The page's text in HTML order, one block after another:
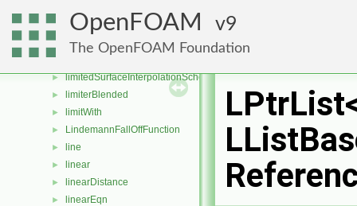
OpenFOAM 9
The OpenFOAM Foundation
► LimitedLimiter
► limitedLinearLimiter
►
► limitedSurfaceInterpolationScheme
► limiterBlended
► limitWith
► LindemannFallOffFunction
► line
► linear
► linearDistance
► linearEqn